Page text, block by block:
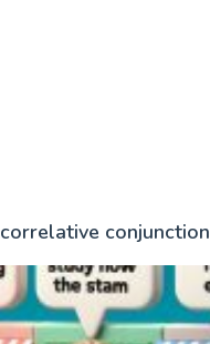
correlative conjunction